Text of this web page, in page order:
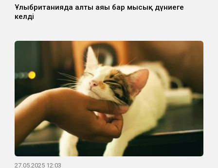
Ұлыбританияда алты аяғы бар мысық дүниеге
келді
27.05.2025 12:03